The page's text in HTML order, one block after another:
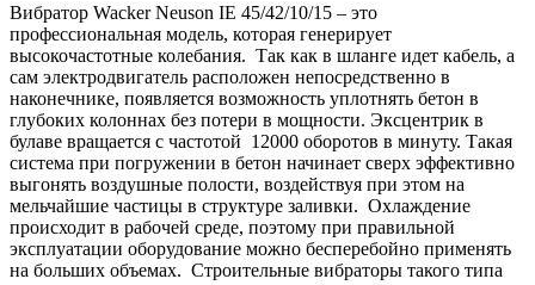
Вибратор Wacker Neuson IE 45/42/10/15 – это
профессиональная модель, которая генерирует
высокочастотные колебания. Так как в шланге идет кабель, а
сам электродвигатель расположен непосредственно в
наконечнике, появляется возможность уплотнять бетон в
глубоких колоннах без потери в мощности. Эксцентрик в
булаве вращается с частотой 12000 оборотов в минуту. Такая
система при погружении в бетон начинает сверх эффективно
выгонять воздушные полости, воздействуя при этом на
мельчайшие частицы в структуре заливки. Охлаждение
происходит в рабочей среде, поэтому при правильной
эксплуатации оборудование можно бесперебойно применять
на больших объемах. Строительные вибраторы такого типа